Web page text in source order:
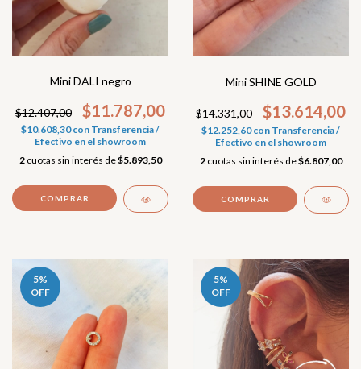
Mini DALI negro
$12.407,00 $11.787,00
$10.608,30con Transferencia /
Efectivo en el showroom
2 cuotas sin interés de$5.893,50
Mini SHINE GOLD
$14.331,00 $13.614,00
$12.252,60con Transferencia /
Efectivo en el showroom
2 cuotas sin interés de$6.807,00
COMPRAR
5%
OFF
5%
OFF